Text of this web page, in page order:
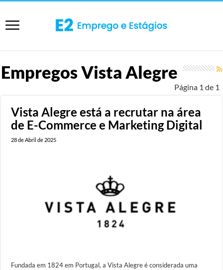
EmpregosVista Alegre
Página 1 de 1
Vista Alegre está a recrutar na área
de E-Commerce e Marketing Digital
28 de Abril de 2025
Fundada em 1824 em Portugal, a Vista Alegre é considerada uma